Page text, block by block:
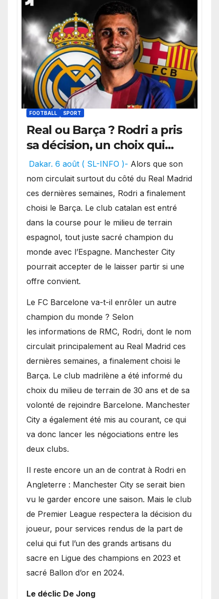
FOOTBALL SPORT
Real ou Barça ? Rodri a pris
sa décision, un choix qui
pourrait faire grand bruit
sur le marché des
transferts.
Dakar. 6 août ( SL-INFO )- Alors que son
nom circulait surtout du côté du Real Madrid
ces dernières semaines, Rodri a finalement
choisi le Barça. Le club catalan est entré
dans la course pour le milieu de terrain
espagnol, tout juste sacré champion du
monde avec l’Espagne. Manchester City
pourrait accepter de le laisser partir si une
offre convient.
​Le FC Barcelone va-t-il enrôler un autre
champion du monde ? Selon
les informations de RMC, Rodri, dont le nom
circulait principalement au Real Madrid ces
dernières semaines, a finalement choisi le
Barça. Le club madrilène a été informé du
choix du milieu de terrain de 30 ans et de sa
volonté de rejoindre Barcelone. Manchester
City a également été mis au courant, ce qui
va donc lancer les négociations entre les
deux clubs.
​Il reste encore un an de contrat à Rodri en
Angleterre : Manchester City se serait bien
vu le garder encore une saison. Mais le club
de Premier League respectera la décision du
joueur, pour services rendus de la part de
celui qui fut l’un des grands artisans du
sacre en Ligue des champions en 2023 et
sacré Ballon d’or en 2024.
Le déclic De Jong